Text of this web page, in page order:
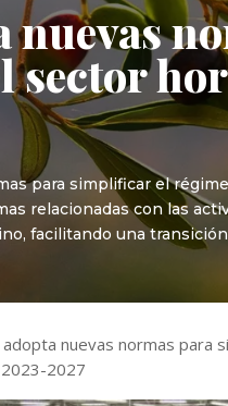
nuevas
sector
para simplificar el
relacionadas con las
facilitando una
adopta nuevas normas para
2027